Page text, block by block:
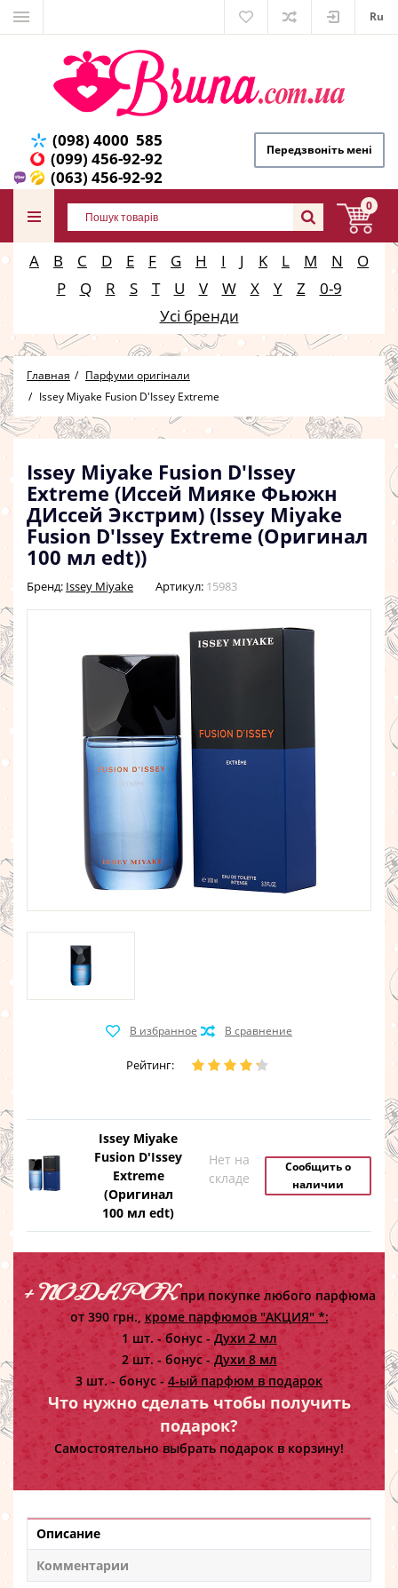
Ru
(098) 4000 585
(099) 456-92-92
(063) 456-92-92
Передзвоніть мені
0
A B C D E F G H I J K L M N
O
P
Q R S T U V W X Y Z
0-9
Усі бренди
Главная
Парфуми оригінали
Issey Miyake Fusion D'Issey Extreme
Issey Miyake Fusion D'Issey
Extreme (Иссей Мияке Фьюжн
ДИссей Экстрим) (Issey Miyake
Fusion D'Issey Extreme (Оригинал
100 мл edt))
Бренд: Issey Miyake Артикул: 15983
Рейтинг:
Issey Miyake
Fusion D'Issey
Extreme
(Оригинал
100 мл edt)
Нет на
складе
Сообщить о
наличии
+ ПОДАРОКпри покупке любого парфюма
от 390 грн., кроме парфюмов "АКЦИЯ" *:
1 шт. - бонус - Духи 2 мл
2 шт. - бонус -Духи 8 мл
3 шт. - бонус - 4-ый парфюм в подарок
Что нужно сделать чтобы получить
подарок?
Самостоятельно выбрать подарок в корзину!
Описание
Комментарии